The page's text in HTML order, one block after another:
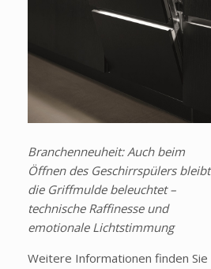
Branchenneuheit: Auch beim
Öffnen des Geschirrspülers bleibt
die Griffmulde beleuchtet –
technische Raffinesse und
emotionale Lichtstimmung
Weitere Informationen finden Sie